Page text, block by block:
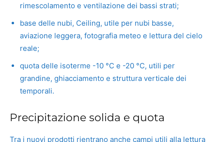
rimescolamento e ventilazione dei bassi strati;
base delle nubi, Ceiling, utile per nubi basse,
aviazione leggera, fotografia meteo e lettura del cielo
reale;
quota delle isoterme -10 °C e -20 °C, utili per
grandine, ghiacciamento e struttura verticale dei
temporali.
Precipitazione solida e quota
Tra i nuovi prodotti rientrano anche campi utili alla lettura